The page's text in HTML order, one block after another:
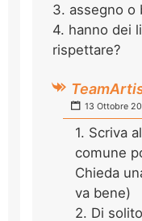
3. assegno o
4. hanno dei
rispettare?
13 Ottobre
1. Scriva
comune
Chieda
va bene)
2. Di